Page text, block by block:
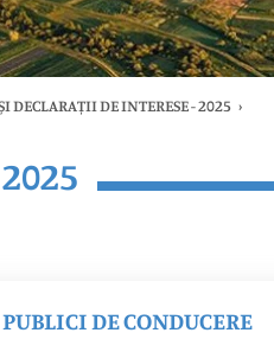
DECLARAȚII DE INTERESE - 2025 ›
DE CONDUCERE